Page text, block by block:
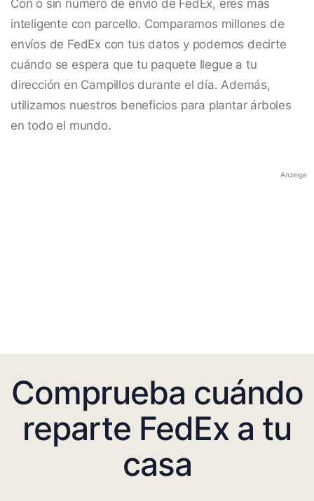
Con o sin número de envío de FedEx, eres más
inteligente con parcello. Comparamos millones de
envíos de FedEx con tus datos y podemos decirte
cuándo se espera que tu paquete llegue a tu
dirección en Campillos durante el día. Además,
utilizamos nuestros beneficios para plantar árboles
en todo el mundo.
Anzeige
Comprueba cuándo
reparte FedEx a tu
casa